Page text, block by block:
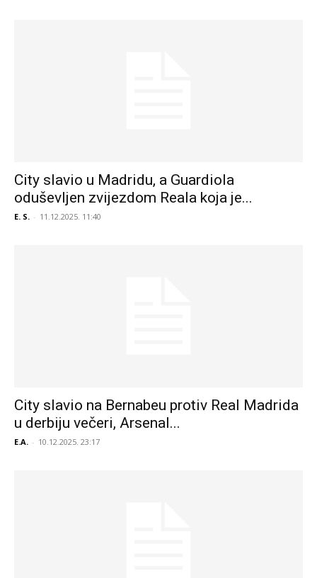
City slavio u Madridu, a Guardiola
oduševljen zvijezdom Reala koja je...
E. S. - 11.12.2025. 11:40
City slavio na Bernabeu protiv Real Madrida
u derbiju večeri, Arsenal...
E.A. - 10.12.2025. 23:17